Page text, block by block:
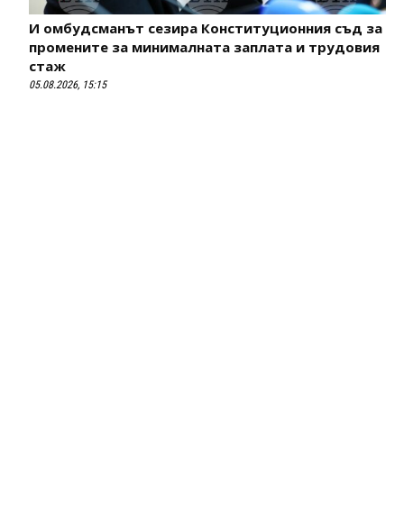
И омбудсманът сезира Конституционния съд за
промените за минималната заплата и трудовия
стаж
05.08.2026, 15:15